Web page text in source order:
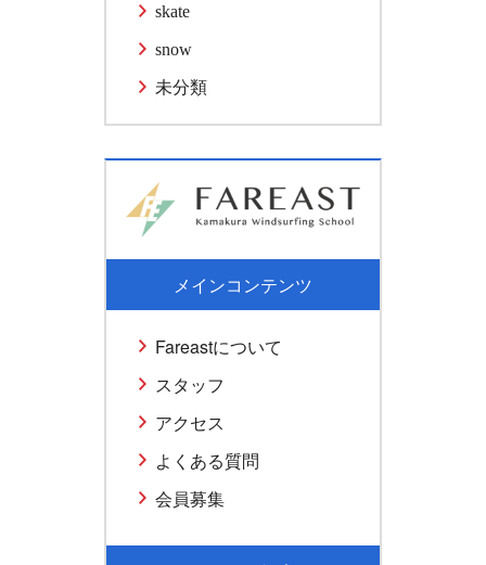
skate
snow
未分類
メインコンテンツ
Fareastについて
スタッフ
アクセス
よくある質問
会員募集